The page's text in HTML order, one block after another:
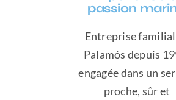
passion
Entreprise
Palamós depuis
engagée dans un
proche, sûr et